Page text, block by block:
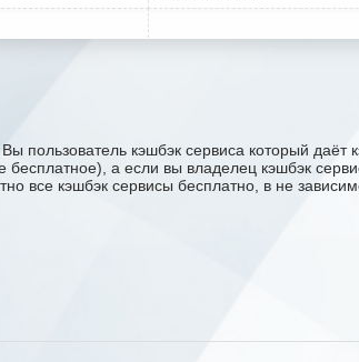
кэшбэк сервиса который даёт
а если вы владелец кэшбэк
все кэшбэк сервисы бесплатно, в не